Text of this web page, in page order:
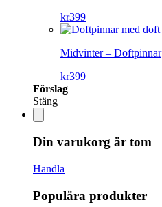
kr399
Midvinter – Doftpinnar
kr399
Förslag
Stäng
Din varukorg är tom
Handla
Populära produkter